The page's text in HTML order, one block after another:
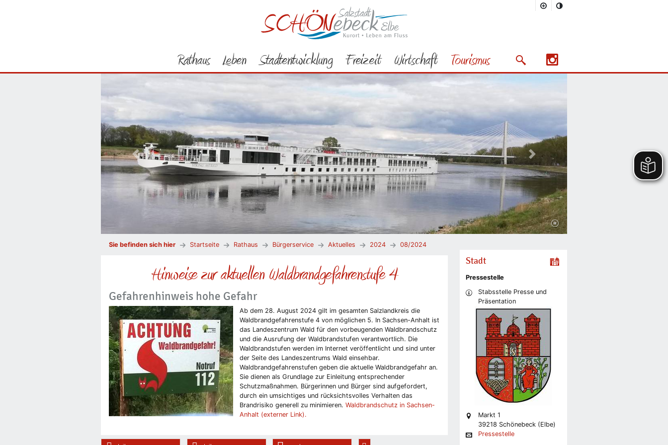
Rathaus Leben Stadtentwicklung Freizeit Wirtschaft Tourismus Suchmaske öffnen/schließen
Vorheriges Bild Nächstes Bild
Sie befinden sich hier Startseite Rathaus Bürgerservice Aktuelles 2024 08/2024
Hinweise zur aktuellen Waldbrandgefahrenstufe 4
Gefahrenhinweis hohe Gefahr
Ab dem 28. August 2024 gilt im gesamten Salzlandkreis die
Waldbrandgefahrenstufe 4 von möglichen 5. In Sachsen-Anhalt ist
das Landeszentrum Wald für den vorbeugenden Waldbrandschutz
und die Ausrufung der Waldbrandstufen verantwortlich. Die
Waldbrandstufen werden im Internet veröffentlicht und sind unter
der Seite des Landeszentrums Wald einsehbar.
Waldbrandgefahrenstufen geben die aktuelle Waldbrandgefahr an.
Sie dienen als Grundlage zur Einleitung entsprechender
Schutzmaßnahmen. Bürgerinnen und Bürger sind aufgefordert,
durch ein umsichtiges und rücksichtsvolles Verhalten das
Brandrisiko generell zu minimieren. Waldbrandschutz in Sachsen-
Anhalt (externer Link).
Stadt
Pressestelle
Stabsstelle Presse und
Präsentation
Markt 1
39218 Schönebeck (Elbe)
Pressestelle